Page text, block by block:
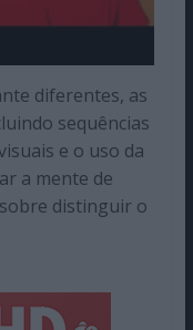
diferentes, as
sequências
e o uso da
a mente de
distinguir o